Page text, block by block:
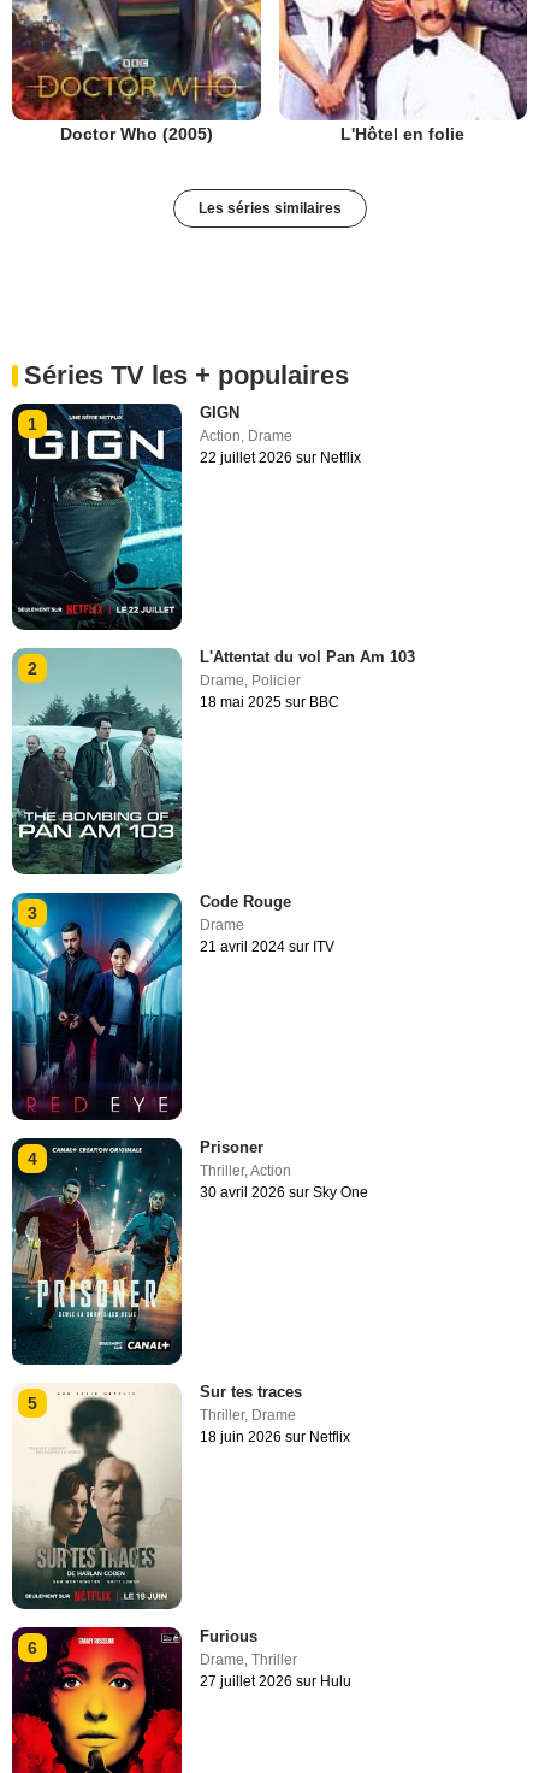
Doctor Who (2005) L'Hôtel en folie
Les séries similaires
Séries TV les + populaires
1
GIGN
Action Drame
22 juillet 2026 sur Netflix
2
L'Attentat du vol Pan Am 103
Drame, Policier
18 mai 2025 sur BBC
3
Code Rouge
Drame
21 avril 2024 sur ITV
4
Prisoner
Thriller,Action
30 avril 2026 sur Sky One
5
Sur tes traces
Thriller, Drame
18 juin 2026 sur Netflix
6
Furious
Drame,Thriller
27 juillet 2026 sur Hulu